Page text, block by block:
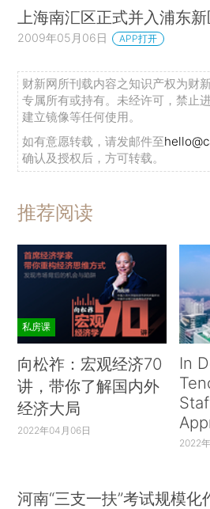
上海南汇区正式并入浦东
2009年05月06日 APP打开
财新网所刊载内容之知识产权为财
专属所有或持有。未经许可，禁止
建立镜像等任何使用。
如有意愿转载，请发邮件至
确认及授权后，方可转载。
推荐阅读
私房课
向松祚：宏观经济70
讲，带你了解国内外
经济大局
2022年04月06日
In
2022
河南“三支一扶”考试规模化